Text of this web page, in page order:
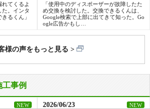
れてくるよ
た。インタ
るくん」
「使用中のディスポーザーが故障したた
め交換を検討した。交換できるくんは、
Google検索で上部に出てきて知った。Go
ogle広告かもし…
様の声をもっと見る
事例
NEW 2026/06/23 NEW